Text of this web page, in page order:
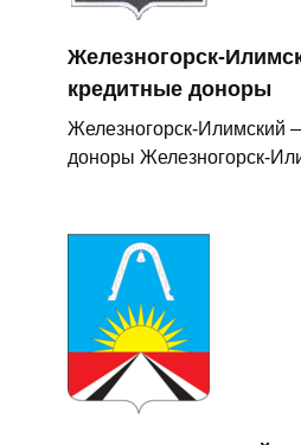
Железногорск-
кредитные доноры
Железногорск-Илимский
доноры Железногорск-